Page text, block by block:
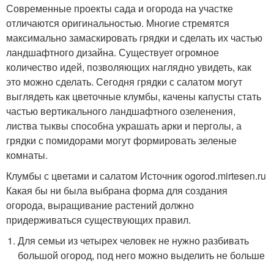
Современные проекты сада и огорода на участке
отличаются оригинальностью. Многие стремятся
максимально замаскировать грядки и сделать их частью
ландшафтного дизайна. Существует огромное
количество идей, позволяющих наглядно увидеть, как
это можно сделать. Сегодня грядки с салатом могут
выглядеть как цветочные клумбы, качены капусты стать
частью вертикального ландшафтного озеленения,
листва тыквы способна украшать арки и перголы, а
грядки с помидорами могут формировать зеленые
комнаты.
Клумбы с цветами и салатом Источник ogorod.mirtesen.ru
Какая бы ни была выбрана форма для создания
огорода, выращивание растений должно
придерживаться существующих правил.
Для семьи из четырех человек не нужно разбивать
большой огород, под него можно выделить не больше